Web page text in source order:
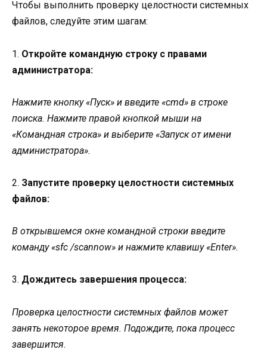
Чтобы выполнить проверку целостности системных
файлов, следуйте этим шагам:
1. Откройте командную строку с правами
администратора:
Нажмите кнопку «Пуск» и введите «cmd» в строке
поиска. Нажмите правой кнопкой мыши на
«Командная строка» и выберите «Запуск от имени
администратора».
2. Запустите проверку целостности системных
файлов:
В открывшемся окне командной строки введите
команду «sfc /scannow» и нажмите клавишу «Enter».
3. Дождитесь завершения процесса:
Проверка целостности системных файлов может
занять некоторое время. Подождите, пока процесс
завершится.